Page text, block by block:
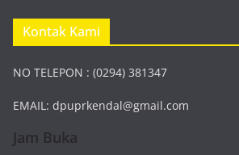
Kontak Kami
NO TELEPON : (0294) 381347
EMAIL: dpuprkendal@gmail.com
Jam Buka